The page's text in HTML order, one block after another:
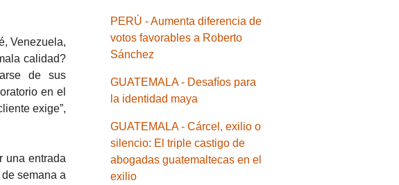
Venezuela,
calidad?
de sus
en el
exige”,
una entrada
semana a
PERÚ - Aumenta diferencia de
votos favorables a Roberto
Sánchez
GUATEMALA - Desafíos para
la identidad maya
GUATEMALA - Cárcel, exilio o
silencio: El triple castigo de
abogadas guatemaltecas en el
exilio